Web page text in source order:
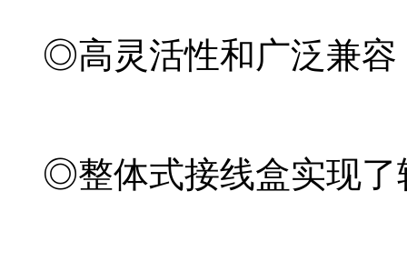
◎高灵活性和广泛兼容
◎整体式接线盒实现了